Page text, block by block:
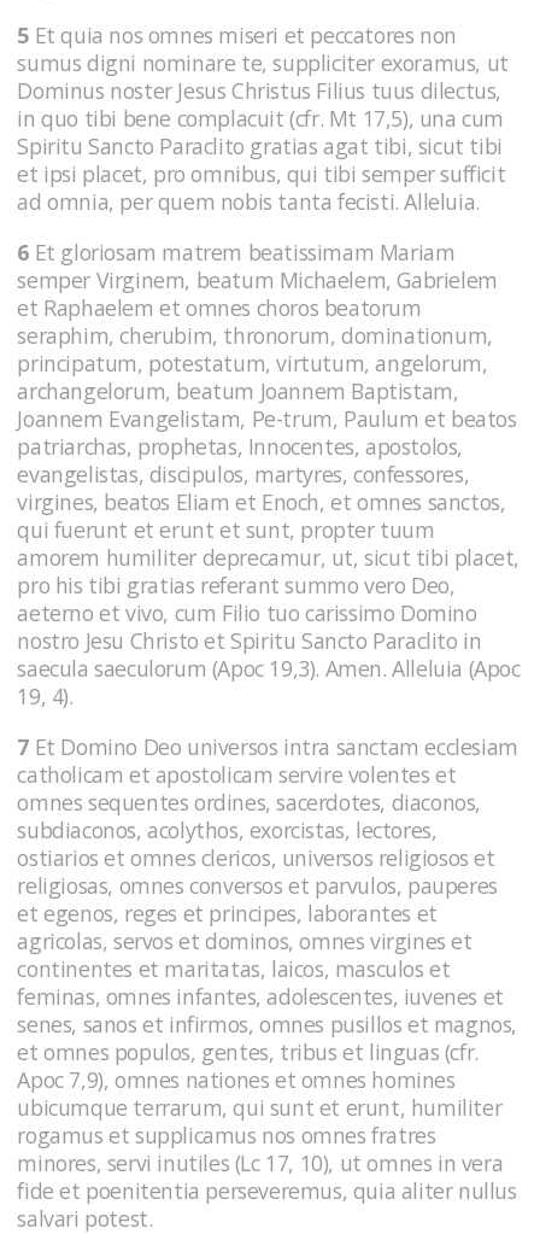
5 Et quia nos omnes miseri et peccatores non
sumus digni nominare te, suppliciter exoramus, ut
Dominus noster Jesus Christus Filius tuus dilectus,
in quo tibi bene complacuit (cfr. Mt 17,5), una cum
Spiritu Sancto Paraclito gratias agat tibi, sicut tibi
et ipsi placet, pro omnibus, qui tibi semper sufficit
ad omnia, per quem nobis tanta fecisti. Alleluia.
6 Et gloriosam matrem beatissimam Mariam
semper Virginem, beatum Michaelem, Gabrielem
et Raphaelem et omnes choros beatorum
seraphim, cherubim, thronorum, dominationum,
principatum, potestatum, virtutum, angelorum,
archangelorum, beatum Joannem Baptistam,
Joannem Evangelistam, Pe-trum, Paulum et beatos
patriarchas, prophetas, Innocentes, apostolos,
evangelistas, discipulos, martyres, confessores,
virgines, beatos Eliam et Enoch, et omnes sanctos,
qui fuerunt et erunt et sunt, propter tuum
amorem humiliter deprecamur, ut, sicut tibi placet,
pro his tibi gratias referant summo vero Deo,
aeterno et vivo, cum Filio tuo carissimo Domino
nostro Jesu Christo et Spiritu Sancto Paraclito in
saecula saeculorum (Apoc 19,3). Amen. Alleluia (Apoc
19, 4).
7 Et Domino Deo universos intra sanctam ecclesiam
catholicam et apostolicam servire volentes et
omnes sequentes ordines, sacerdotes, diaconos,
subdiaconos, acolythos, exorcistas, lectores,
ostiarios et omnes clericos, universos religiosos et
religiosas, omnes conversos et parvulos, pauperes
et egenos, reges et principes, laborantes et
agricolas, servos et dominos, omnes virgines et
continentes et maritatas, laicos, masculos et
feminas, omnes infantes, adolescentes, iuvenes et
senes, sanos et infirmos, omnes pusillos et magnos,
et omnes populos, gentes, tribus et linguas (cfr.
Apoc 7,9), omnes nationes et omnes homines
ubicumque terrarum, qui sunt et erunt, humiliter
rogamus et supplicamus nos omnes fratres
minores, servi inutiles (Lc 17, 10), ut omnes in vera
fide et poenitentia perseveremus, quia aliter nullus
salvari potest.